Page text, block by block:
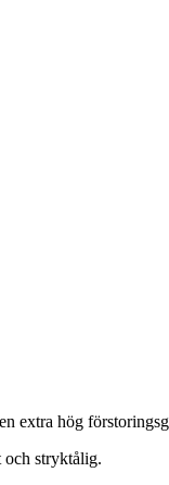
hög
och stryktålig.